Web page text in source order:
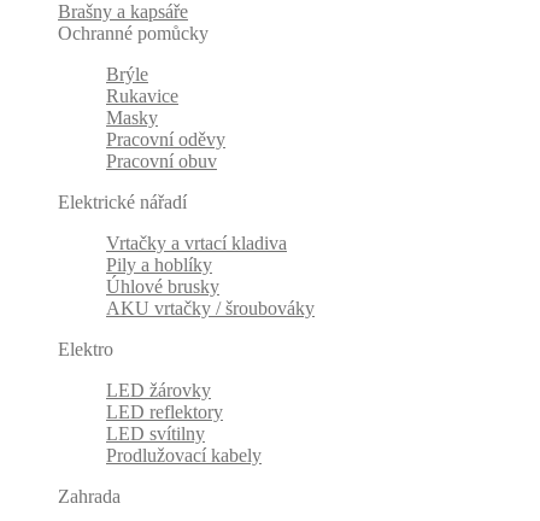
Brašny a kapsáře
Ochranné pomůcky
Brýle
Rukavice
Masky
Pracovní oděvy
Pracovní obuv
Elektrické nářadí
Vrtačky a vrtací kladiva
Pily a hoblíky
Úhlové brusky
AKU vrtačky / šroubováky
Elektro
LED žárovky
LED reflektory
LED svítilny
Prodlužovací kabely
Zahrada